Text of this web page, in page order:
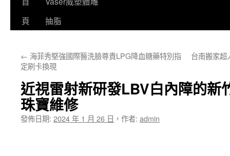
要
容
頁
抽脂
← 海菲秀堅強國際醫洗臉尊貴LPG降血糖藥特別指
定刷卡換現
台南搬家超
近視雷射新研發LBV白內障的新
珠寶維修
發佈日期: 2024 年 1 月 26 日 ， 作者: admin